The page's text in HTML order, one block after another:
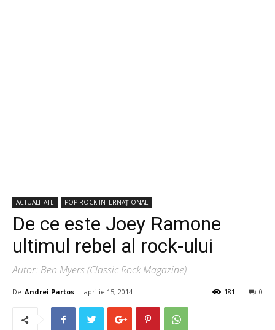
ACTUALITATE POP ROCK INTERNAȚIONAL
De ce este Joey Ramone
ultimul rebel al rock-ului
Autor: Ben Myers (Classic Rock Magazine)
De Andrei Partos - aprilie 15, 2014 0
181